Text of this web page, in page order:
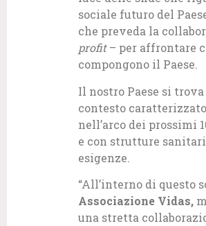
sociale futuro del
che preveda la
profit– per affrontare
compongono il Paese.
Il nostro Paese si
contesto
nell’arco dei prossimi
e con strutture
esigenze.
“All’interno di questo
Associazione Vidas,
una stretta